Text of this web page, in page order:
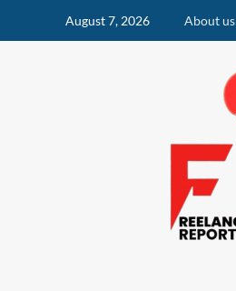
August 7, 2026 About us